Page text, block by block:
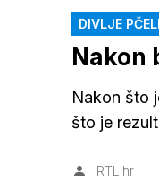
DIVLJE
Nakon
Nakon što
što je
RTL.hr